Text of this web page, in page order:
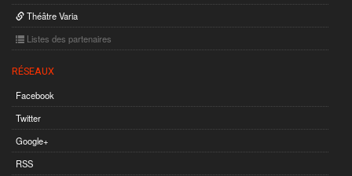
Théâtre Varia
Listes des partenaires
RÉSEAUX
Facebook
Twitter
Google+
RSS